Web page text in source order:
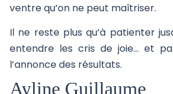
ventre qu’on ne peut maîtriser.
Il ne reste plus qu’à patienter
entendre les cris de joie… et
l’annonce des résultats.
Ayline Guillaume